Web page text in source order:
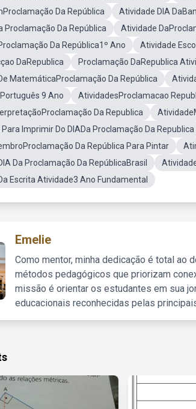
Da República
Atividade DIA
Proclamação Da República
Atividade
Da República1º Ano
Atividade
DaRepublica
Proclamação DaRepublica
MatemáticaProclamação Da República
9 Ano
AtividadesProclamacao
Da Republica
Imprimir Do DIADa Proclamação Da Republica
Da República Para Pintar
Da Proclamação Da RepúblicaBrasil
Escrita Atividade3 Ano Fundamental
Emelie
Como mentor, minha dedicação é total ao
métodos pedagógicos que priorizam
missão é orientar os estudantes em sua
educacionais reconhecidas pelas